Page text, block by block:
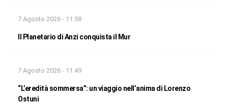
7 Agosto 2026 - 11:58
Il Planetario di Anzi conquista il Mur
7 Agosto 2026 - 11:49
“L’eredità sommersa”: un viaggio nell’anima di Lorenzo
Ostuni